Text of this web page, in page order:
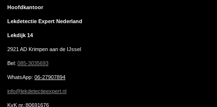
Hoofdkantoor
Lekdetectie Expert Nederland
Lekdijk 14
2921 AD Krimpen aan de IJssel
Bel: 085-3035693
WhatsApp: 06-27907894
info@lekdetectieexpert.nl
KvK nr.:80691676